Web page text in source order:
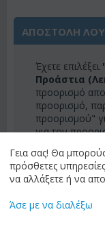
ΑΠΟΣΤΟΛΗ
Έχετε επιλέξει
Προάστια
προορισμό
προορισμό,
προορισμού"
για τον
ΚΑΤΗΓΟΡΙΕΣ
Γεια σας! Θα
πρόσθετες
να αλλάξετε ή να
Άσε με να διαλέξω